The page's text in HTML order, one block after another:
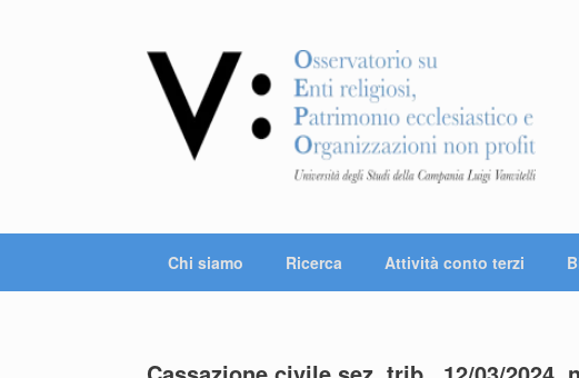
Chi siamo Ricerca Attività conto terzi